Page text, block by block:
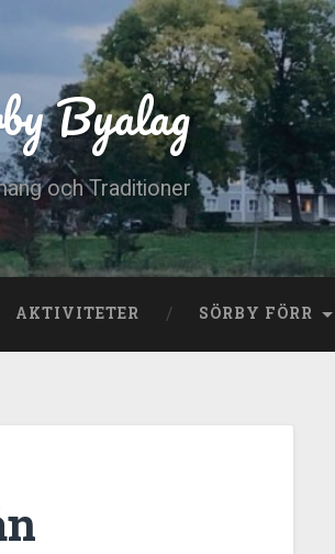
Byalag
och Traditioner
AKTIVITETER SÖRBY FÖRR